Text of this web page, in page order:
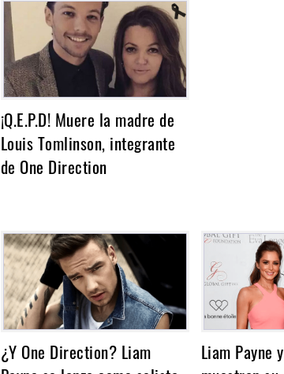
¡Q.E.P.D! Muere la madre de
Louis Tomlinson, integrante
de One Direction
¿Y One Direction? Liam
Liam Payne